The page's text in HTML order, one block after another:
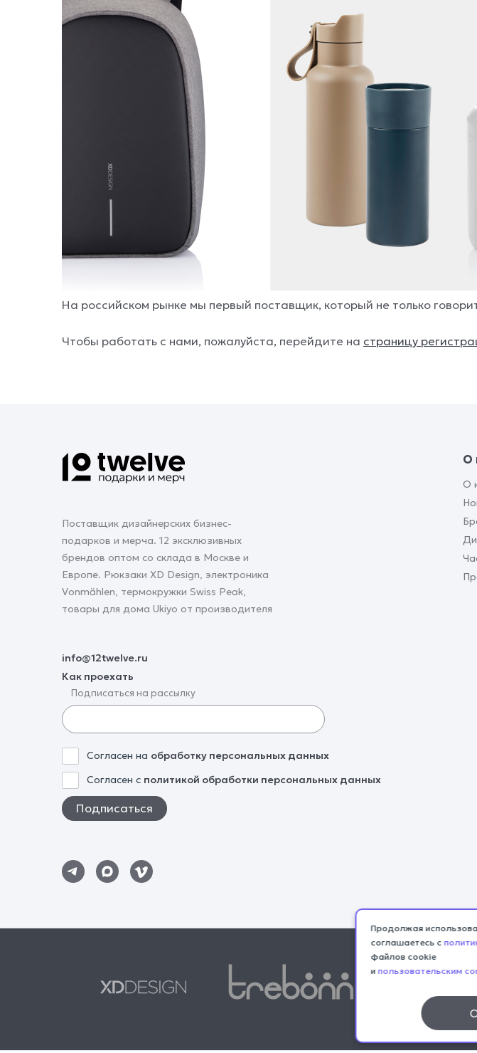
На российском рынке мы первый поставщик, который не только
Чтобы работать с нами, пожалуйста, перейдите на страницу
Поставщик дизайнерских бизнес-
подарков и мерча. 12 эксклюзивных
брендов оптом со склада в Москве и
Европе. Рюкзаки XD Design, электроника
Vonmählen, термокружки Swiss Peak,
товары для дома Ukiyo от производителя
info@12twelve.ru
Как проехать
Подписаться на рассылку
Согласен на обработку персональных данных
Согласен с политикой обработки персональных данных
О
О
Продолжая
соглашаетесь с
файлов cookie
и пользовательским